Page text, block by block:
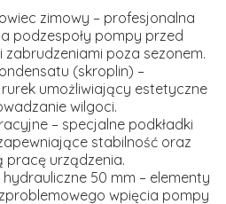
zimowy – profesjonalna
podzespoły pompy przed
zabrudzeniami poza sezonem.
(skroplin) –
umożliwiający estetyczne
wilgoci.
– specjalne podkładki
stabilność oraz
pracę urządzenia.
50 mm – elementy
wpięcia pompy